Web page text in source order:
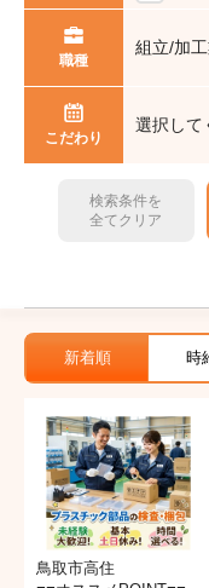
職種
組立/加
こだわり
選択して
検索条件を
全てクリア
新着順 時
鳥取市高住